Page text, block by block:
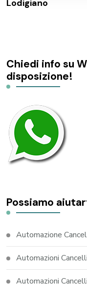
Lodigiano
Chiedi info su
disposizione!
Possiamo
Automazione
Automazioni
Automazioni